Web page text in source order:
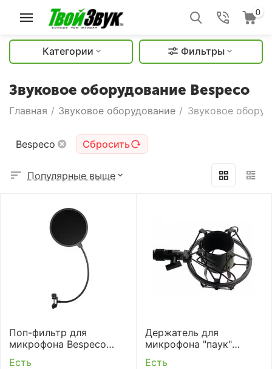
0
Категории Фильтры
Звуковое оборудование Bespeco
Главная / Звуковое оборудование / Звуковое
Bespeco Сбросить
Популярные выше
Поп-фильтр для
микрофона Bespeco
FPOP01
Есть
Держатель для
микрофона "паук"
Bespeco H8A
Есть